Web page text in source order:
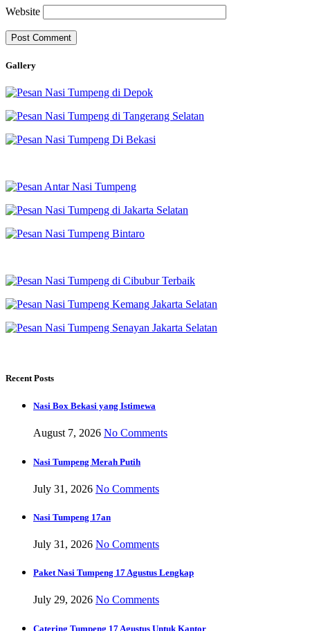
Website
Gallery
Recent Posts
Nasi Box Bekasi yang Istimewa
August 7, 2026 No Comments
Nasi Tumpeng Merah Putih
July 31, 2026 No Comments
Nasi Tumpeng 17an
July 31, 2026 No Comments
Paket Nasi Tumpeng 17 Agustus Lengkap
July 29, 2026 No Comments
Catering Tumpeng 17 Agustus Untuk Kantor